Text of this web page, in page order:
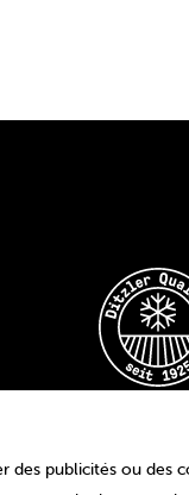
publicités ou des